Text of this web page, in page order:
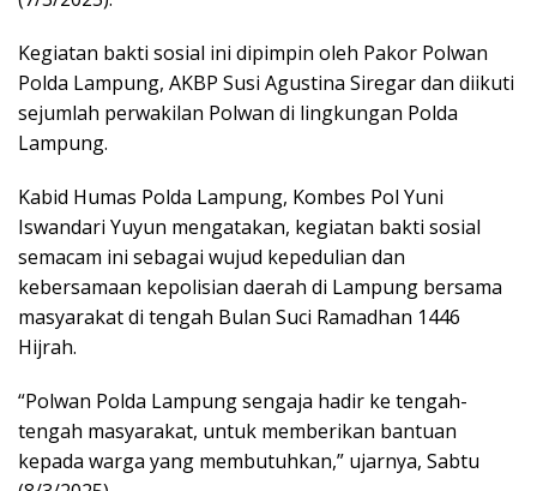
Kegiatan bakti sosial ini dipimpin oleh Pakor Polwan
Polda Lampung, AKBP Susi Agustina Siregar dan diikuti
sejumlah perwakilan Polwan di lingkungan Polda
Lampung.
Kabid Humas Polda Lampung, Kombes Pol Yuni
Iswandari Yuyun mengatakan, kegiatan bakti sosial
semacam ini sebagai wujud kepedulian dan
kebersamaan kepolisian daerah di Lampung bersama
masyarakat di tengah Bulan Suci Ramadhan 1446
Hijrah.
“Polwan Polda Lampung sengaja hadir ke tengah-
tengah masyarakat, untuk memberikan bantuan
kepada warga yang membutuhkan,” ujarnya, Sabtu